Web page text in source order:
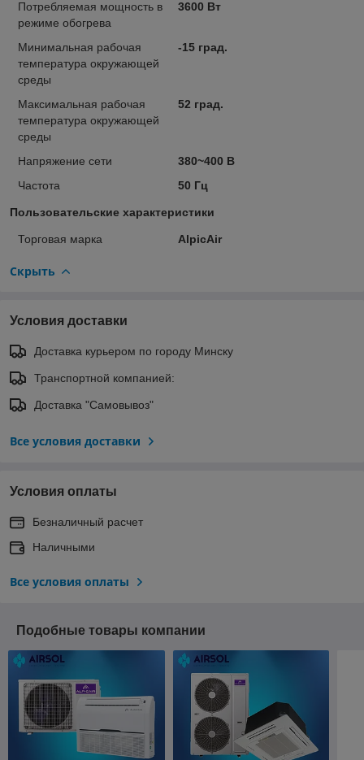
Потребляемая мощность в
режиме обогрева
3600 Вт
Минимальная рабочая
температура окружающей
среды
-15 град.
Максимальная рабочая
температура окружающей
среды
52 град.
Напряжение сети
380~400 В
Частота
50 Гц
Пользовательские характеристики
Торговая марка AlpicAir
Скрыть
Условия доставки
Доставка курьером по городу Минску
Транспортной компанией:
Доставка "Самовывоз"
Все условия доставки
Условия оплаты
Безналичный расчет
Наличными
Все условия оплаты
Подобные товары компании